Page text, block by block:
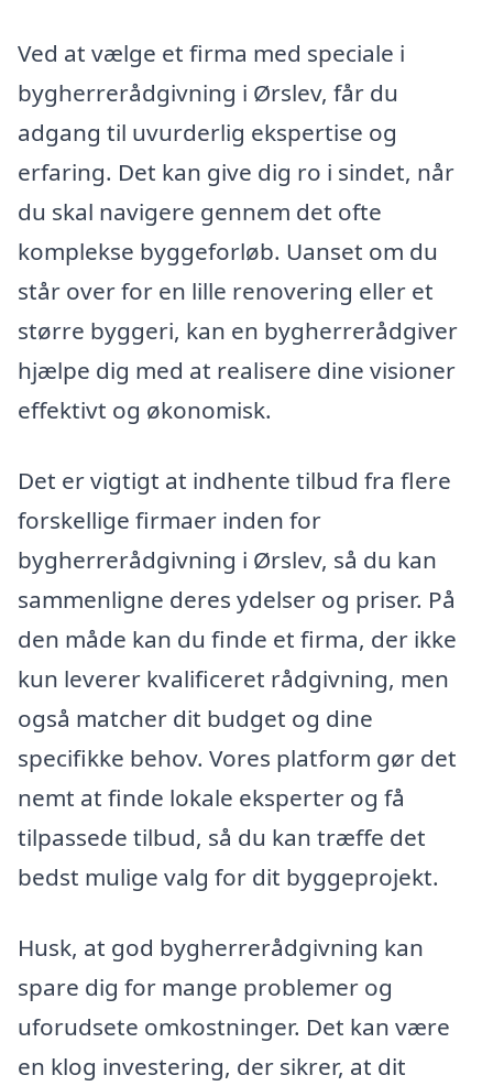
Ved at vælge et firma med speciale i
bygherrerådgivning i Ørslev, får du
adgang til uvurderlig ekspertise og
erfaring. Det kan give dig ro i sindet, når
du skal navigere gennem det ofte
komplekse byggeforløb. Uanset om du
står over for en lille renovering eller et
større byggeri, kan en bygherrerådgiver
hjælpe dig med at realisere dine visioner
effektivt og økonomisk.
Det er vigtigt at indhente tilbud fra flere
forskellige firmaer inden for
bygherrerådgivning i Ørslev, så du kan
sammenligne deres ydelser og priser. På
den måde kan du finde et firma, der ikke
kun leverer kvalificeret rådgivning, men
også matcher dit budget og dine
specifikke behov. Vores platform gør det
nemt at finde lokale eksperter og få
tilpassede tilbud, så du kan træffe det
bedst mulige valg for dit byggeprojekt.
Husk, at god bygherrerådgivning kan
spare dig for mange problemer og
uforudsete omkostninger. Det kan være
en klog investering, der sikrer, at dit